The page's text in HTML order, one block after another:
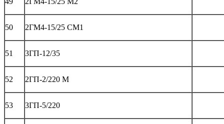
50 2ГМ4-15/25 CМ1
51 3ГП-12/35
52 2ГП-2/220 М
53 3ГП-5/220